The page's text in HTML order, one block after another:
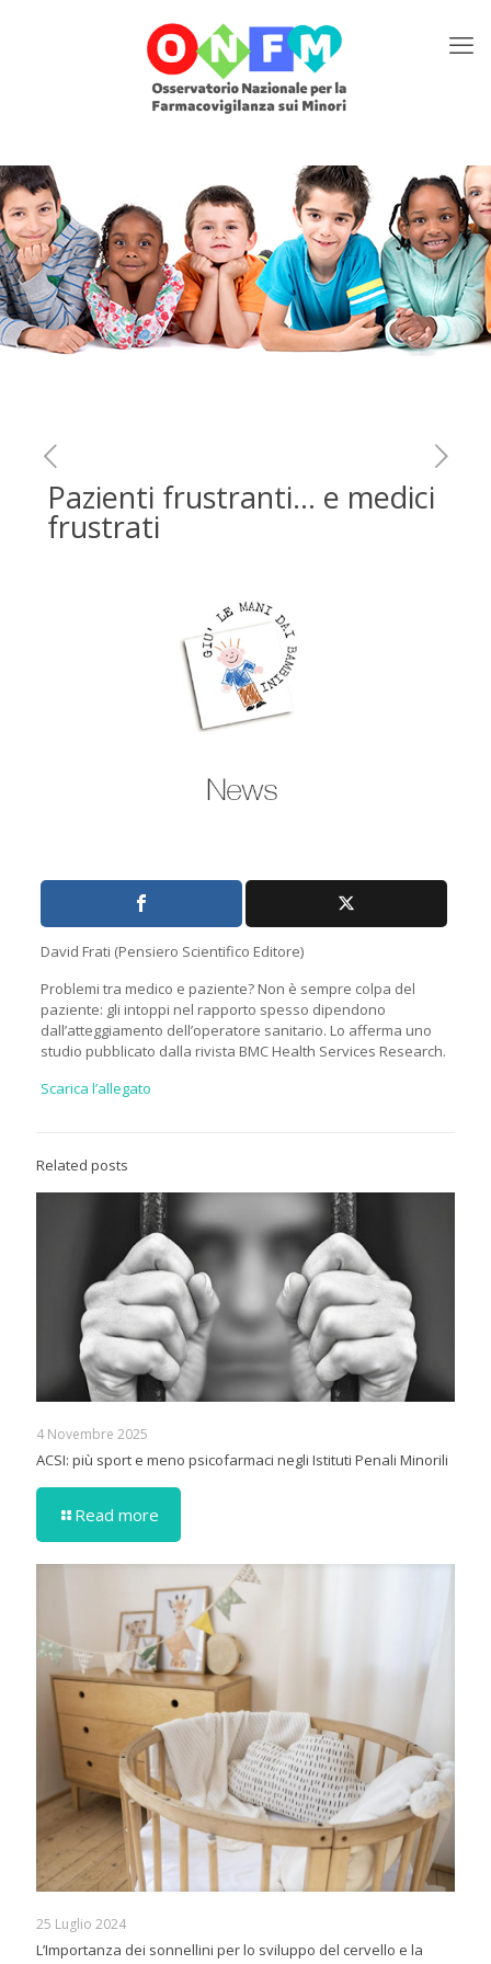
Pazienti frustranti… e medici
frustrati
David Frati (Pensiero Scientifico Editore)
Problemi tra medico e paziente? Non è sempre colpa del
paziente: gli intoppi nel rapporto spesso dipendono
dall’atteggiamento dell’operatore sanitario. Lo afferma uno
studio pubblicato dalla rivista BMC Health Services Research.
Scarica l’allegato
Related posts
4 Novembre 2025
ACSI: più sport e meno psicofarmaci negli Istituti Penali Minorili
Read more
25 Luglio 2024
L’Importanza dei sonnellini per lo sviluppo del cervello e la